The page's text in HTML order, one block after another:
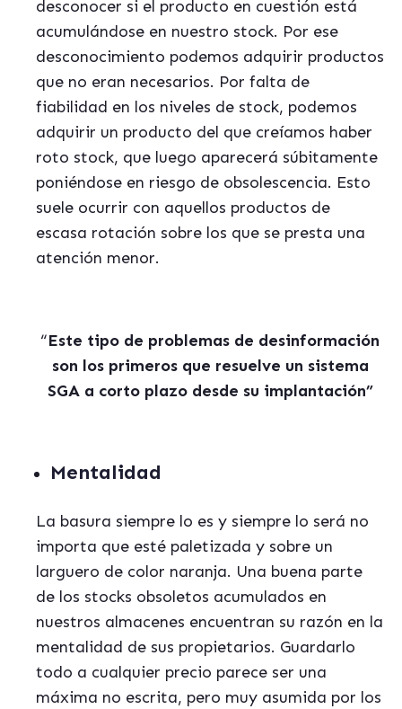
desconocer si el producto en cuestión está
acumulándose en nuestro stock. Por ese
desconocimiento podemos adquirir productos
que no eran necesarios. Por falta de
fiabilidad en los niveles de stock, podemos
adquirir un producto del que creíamos haber
roto stock, que luego aparecerá súbitamente
poniéndose en riesgo de obsolescencia. Esto
suele ocurrir con aquellos productos de
escasa rotación sobre los que se presta una
atención menor.
“Este tipo de problemas de desinformación
son los primeros que resuelve un sistema
SGA a corto plazo desde su implantación”
Mentalidad
La basura siempre lo es y siempre lo será no
importa que esté paletizada y sobre un
larguero de color naranja. Una buena parte
de los stocks obsoletos acumulados en
nuestros almacenes encuentran su razón en la
mentalidad de sus propietarios. Guardarlo
todo a cualquier precio parece ser una
máxima no escrita, pero muy asumida por los